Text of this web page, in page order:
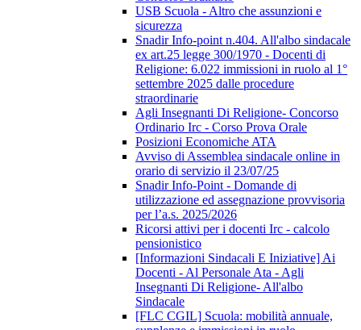
USB Scuola - Altro che assunzioni e
sicurezza
Snadir Info-point n.404. All'albo sindacale
ex art.25 legge 300/1970 - Docenti di
Religione: 6.022 immissioni in ruolo al 1°
settembre 2025 dalle procedure
straordinarie
Agli Insegnanti Di Religione- Concorso
Ordinario Irc - Corso Prova Orale
Posizioni Economiche ATA
Avviso di Assemblea sindacale online in
orario di servizio il 23/07/25
Snadir Info-Point - Domande di
utilizzazione ed assegnazione provvisoria
per l’a.s. 2025/2026
Ricorsi attivi per i docenti Irc - calcolo
pensionistico
[Informazioni Sindacali E Iniziative] Ai
Docenti - Al Personale Ata - Agli
Insegnanti Di Religione- All'albo
Sindacale
[FLC CGIL] Scuola: mobilità annuale,